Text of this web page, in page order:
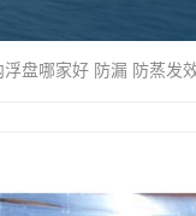
盘哪家好 防漏 防蒸发